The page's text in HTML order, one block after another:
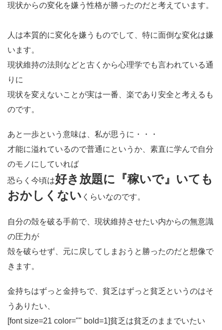
現状からの変化を嫌う性格が勝ったのだと考えています。
人は本質的に変化を嫌うものでして、特に面倒な変化は嫌
います。
現状維持の法則などと古くから心理学でも言われている通
りに
現状を変えないことが実は一番、楽であり安全と考えるも
のです。
あと一歩という意味は、私が思うに・・・
才能に溢れているので普通にというか、素直に学んで自分
のモノにしていれば
恐らく今頃は好き放題に『稼いで』いても
おかしくない くらいなのです。
自分の殻を破る手前で、現状維持させたい内からの無意識
の圧力が
殻を破らせず、元に戻してしまおうと勝ったのだと想像で
きます。
金持ちはずっと金持ちで、貧乏はずっと貧乏というのはそ
うありたい、
[font size=21 color="" bold=1]貧乏は貧乏のままでいたい